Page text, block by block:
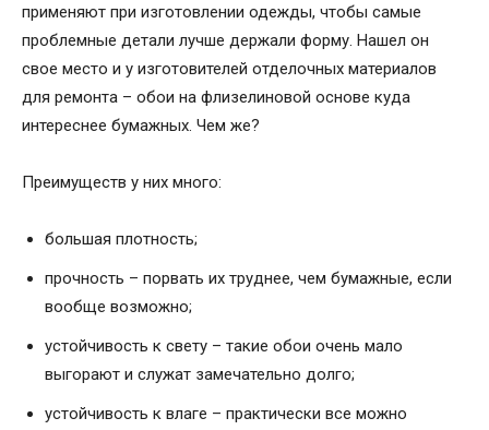
применяют при изготовлении одежды, чтобы самые
проблемные детали лучше держали форму. Нашел он
свое место и у изготовителей отделочных материалов
для ремонта – обои на флизелиновой основе куда
интереснее бумажных. Чем же?
Преимуществ у них много:
большая плотность;
прочность – порвать их труднее, чем бумажные, если
вообще возможно;
устойчивость к свету – такие обои очень мало
выгорают и служат замечательно долго;
устойчивость к влаге – практически все можно